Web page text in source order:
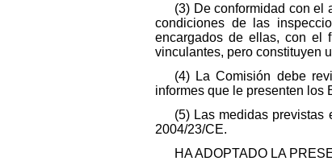
(3) De conformidad con el
condiciones de las
encargados de ellas, con el
vinculantes, pero constituyen
(4) La Comisión debe
informes que le presenten los
(5) Las medidas
2004/23/CE.
HA ADOPTADO LA